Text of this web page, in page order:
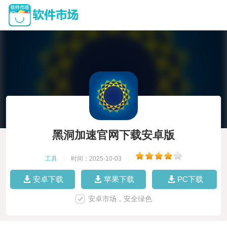
黑洞加速官网下载安卓版
工具 时间：2025-10-03
安卓下载 苹果下载 PC下载
安卓市场，安全绿色